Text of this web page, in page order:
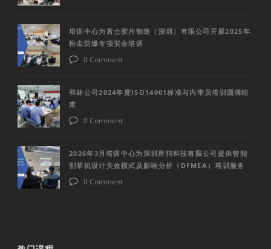
培训中心为富士胶片制造（深圳）有限公司开展2025年
粉尘防爆专项安全培训
0 Comment
和林公司2024年度ISO14001标准与内审员培训圆满结
束
0 Comment
2026年3月培训中心为深圳库犸科技有限公司提供智能
割草机设计失效模式及影响分析（DFMEA）培训服务
0 Comment